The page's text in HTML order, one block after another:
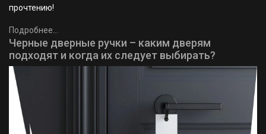
прочтению!
Подробнее...
Черные дверные ручки – каким дверям
подходят и когда их следует выбирать?